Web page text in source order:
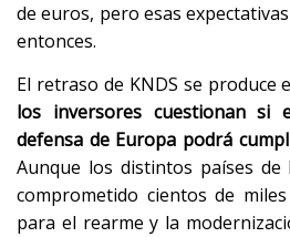
de euros, pero esas
entonces.
El retraso de KNDS se produce
los inversores cuestionan si
defensa de Europa podrá
Aunque los distintos países
comprometido cientos de
para el rearme y la